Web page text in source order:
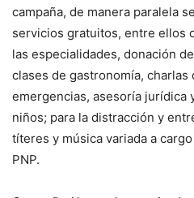
campaña, de manera paralela
servicios gratuitos, entre ellos
las especialidades, donación
clases de gastronomía, charlas
emergencias, asesoría jurídica
niños; para la distracción y
títeres y música variada a
PNP.